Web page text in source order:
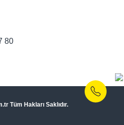
80
Tüm Hakları Saklıdır.